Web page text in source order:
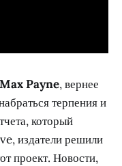
Max Payne, вернее
терпения и
который
издатели решили
проект. Новости,